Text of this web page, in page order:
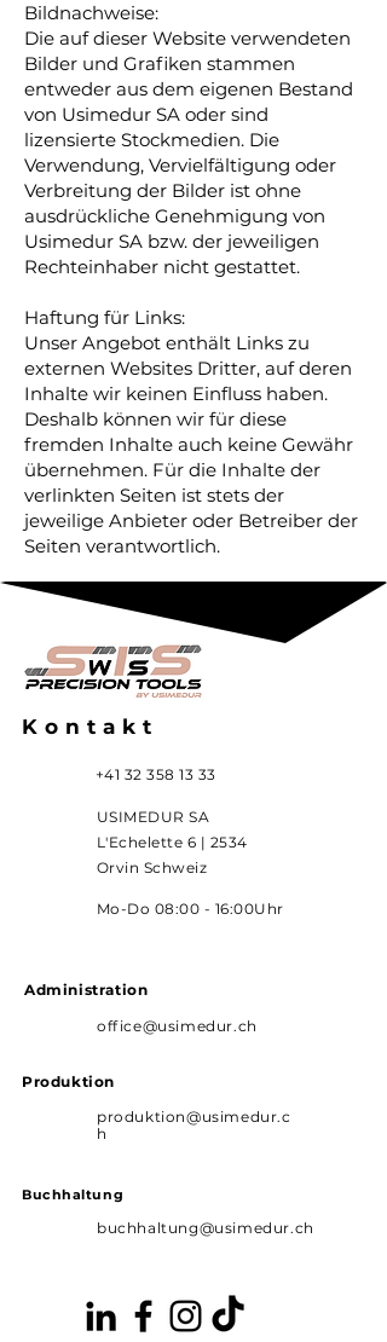
Bildnachweise:
Die auf dieser Website verwendeten
Bilder und Grafiken stammen
entweder aus dem eigenen Bestand
von Usimedur SA oder sind
lizensierte Stockmedien. Die
Verwendung, Vervielfältigung oder
Verbreitung der Bilder ist ohne
ausdrückliche Genehmigung von
Usimedur SA bzw. der jeweiligen
Rechteinhaber nicht gestattet.
Haftung für Links:
Unser Angebot enthält Links zu
externen Websites Dritter, auf deren
Inhalte wir keinen Einfluss haben.
Deshalb können wir für diese
fremden Inhalte auch keine Gewähr
übernehmen. Für die Inhalte der
verlinkten Seiten ist stets der
jeweilige Anbieter oder Betreiber der
Seiten verantwortlich.
Kontakt
+41 32 358 13 33
USIMEDUR SA
L'Echelette 6 | 2534
Orvin Schweiz
Mo-Do 08:00 - 16:00Uhr
Administration
office@usimedur.ch
Produktion
produktion@usimedur.c
h
Buchhaltung
buchhaltung@usimedur.ch